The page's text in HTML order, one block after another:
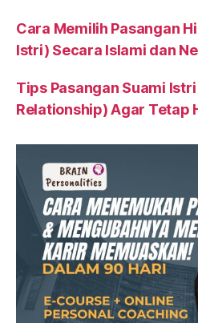
Cara Memilih Pasangan
Istri) Secara Islami dan
Tips Pasangan Suami
Relationship) Agar Tetap